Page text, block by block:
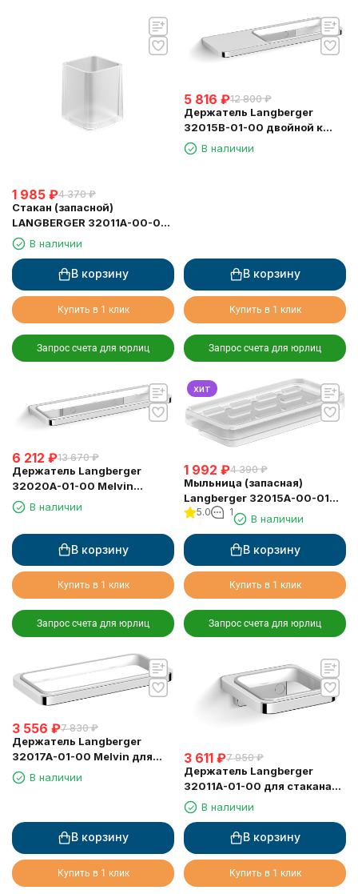
1 985 ₽4 370 ₽
Стакан (запасной)
LANGBERGER 32011A-00-01
стеклянный матовый
В наличии
В корзину
Купить в 1 клик
Запрос счета для юрлиц
5 816 ₽12 800 ₽
Держатель Langberger
32015B-01-00 двойной к
стене с полкой (мыльница,
стакан, диспенсер)
В наличии
В корзину
Купить в 1 клик
Запрос счета для юрлиц
6 212 ₽13 670 ₽
Держатель Langberger
32020A-01-00 Melvin
тройной к стене (для
мыльницы, стакана,
диспенсера)
В наличии
В корзину
Купить в 1 клик
Запрос счета для юрлиц
хит
1 992 ₽4 390 ₽
Мыльница (запасная)
Langberger 32015A-00-01
стеклянная матовая
5.0 1
В наличии
В корзину
Купить в 1 клик
Запрос счета для юрлиц
3 556 ₽7 830 ₽
Держатель Langberger
32017A-01-00 Melvin для
стаканов двойной
В наличии
В корзину
Купить в 1 клик
3 611 ₽7 950 ₽
Держатель Langberger
32011A-01-00 для стакана
или диспенсера одинарный
к стене
В наличии
В корзину
Купить в 1 клик